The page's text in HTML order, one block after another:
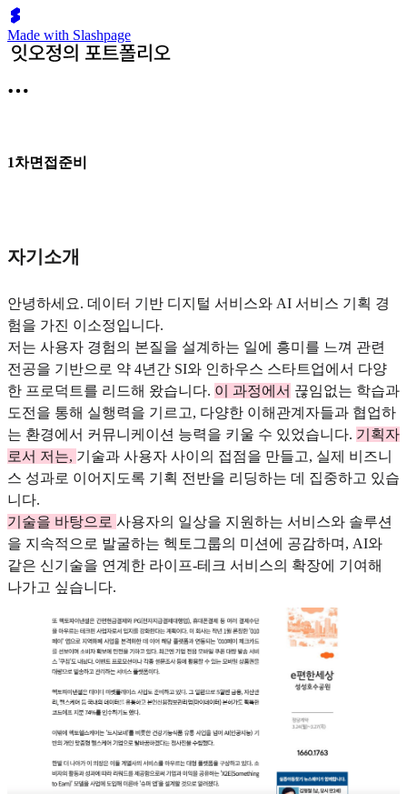
Made with Slashpage
1차면접준비
자기소개
안녕하세요. 데이터 기반 디지털 서비스와 AI 서비스 기획 경
험을 가진 이소정입니다.
저는 사용자 경험의 본질을 설계하는 일에 흥미를 느껴 관련
전공을 기반으로 약 4년간 SI와 인하우스 스타트업에서 다양
한 프로덕트를 리드해 왔습니다. 이 과정에서 끊임없는 학습과
도전을 통해 실행력을 기르고, 다양한 이해관계자들과 협업하
는 환경에서 커뮤니케이션 능력을 키울 수 있었습니다. 기획자
로서 저는, 기술과 사용자 사이의 접점을 만들고, 실제 비즈니
스 성과로 이어지도록 기획 전반을 리딩하는 데 집중하고 있습
니다.
기술을 바탕으로 사용자의 일상을 지원하는 서비스와 솔루션
을 지속적으로 발굴하는 헥토그룹의 미션에 공감하며, AI와
같은 신기술을 연계한 라이프-테크 서비스의 확장에 기여해
나가고 싶습니다.